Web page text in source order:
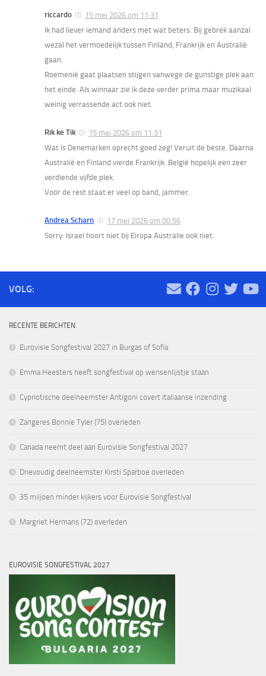
riccardo
15 mei 2026 om 11:31
Ik had liever iemand anders met wat beters. Bij gebrek aanzal
wezal het vermoedelijk tussen Finland, Frankrijk en Australië
gaan.
Roemenië gaat plaatsen stijgen vanwege de gunstige plek aan
het einde. Als winnaar zie ik deze verder prima maar muzikaal
weinig verrassende act ook niet.
Rik ke Tik
15 mei 2026 om 11:31
Wat is Denemarken oprecht goed zeg! Veruit de beste. Daarna
Australië en Finland vierde Frankrijk. België hopelijk een zeer
verdiende vijfde plek.
Voor de rest staat er veel op band, jammer.
Andrea Scharn
17 mei 2026 om 00:56
Sorry: Israel hoort niet bij Eiropa.Australie ook niet.
VOLG:
RECENTE BERICHTEN
Eurovisie Songfestival 2027 in Burgas of Sofia
Emma Heesters heeft songfestival op wensenlijstje staan
Cypriotische deelneemster Antigoni covert Italiaanse inzending
Zangeres Bonnie Tyler (75) overleden
Canada neemt deel aan Eurovisie Songfestival 2027
Drievoudig deelneemster Kirsti Sparboe overleden
35 miljoen minder kijkers voor Eurovisie Songfestival
Margriet Hermans (72) overleden
EUROVISIE SONGFESTIVAL 2027